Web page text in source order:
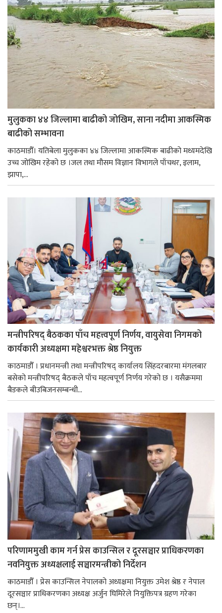
मुलुकका ४४ जिल्लामा बाढीको जोखिम, साना नदीमा आकस्मिक
बाढीको सम्भावना
काठमाडौँ। यतिबेला मुलुकका ४४ जिल्लामा आकस्मिक बाढीको मध्यमदेखि
उच्च जोखिम रहेको छ ।जल तथा मौसम विज्ञान विभागले पाँचथर, इलाम,
झापा,...
मन्त्रीपरिषद् बैठकका पाँच महत्त्वपूर्ण निर्णय, वायुसेवा निगमको
कार्यकारी अध्यक्षमा महेश्वरभक्त श्रेष्ठ नियुक्त
काठमाडौँ । प्रधानमन्त्री तथा मन्त्रीपरिषद् कार्यालय सिंहदरबारमा मंगलबार
बसेको मन्त्रीपरिषद् बैठकले पाँच महत्वपूर्ण निर्णय गरेको छ । यसैक्रममा
बैडकले बीउबिजनसम्बन्धी...
परिणाममुखी काम गर्न प्रेस काउन्सिल र दूरसञ्चार प्राधिकरणका
नवनियुक्त अध्यक्षलाई सञ्चारमन्त्रीको निर्देशन
काठमाडौँ । प्रेस काउन्सिल नेपालको अध्यक्षमा नियुक्त उमेश श्रेष्ठ र नेपाल
दूरसञ्चार प्राधिकरणका अध्यक्ष अर्जुन घिमिरेले नियुक्तिपत्र ग्रहण गरेका
छन्।...